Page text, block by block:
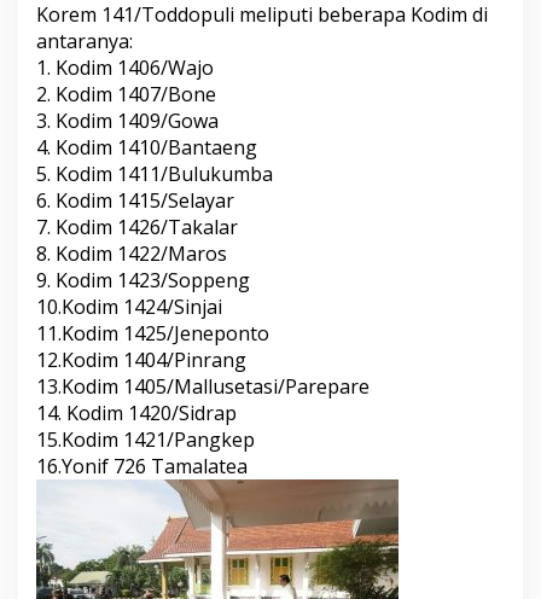
Korem 141/Toddopuli meliputi beberapa Kodim di
antaranya:
1. Kodim 1406/Wajo
2. Kodim 1407/Bone
3. Kodim 1409/Gowa
4. Kodim 1410/Bantaeng
5. Kodim 1411/Bulukumba
6. Kodim 1415/Selayar
7. Kodim 1426/Takalar
8. Kodim 1422/Maros
9. Kodim 1423/Soppeng
10.Kodim 1424/Sinjai
11.Kodim 1425/Jeneponto
12.Kodim 1404/Pinrang
13.Kodim 1405/Mallusetasi/Parepare
14. Kodim 1420/Sidrap
15.Kodim 1421/Pangkep
16.Yonif 726 Tamalatea